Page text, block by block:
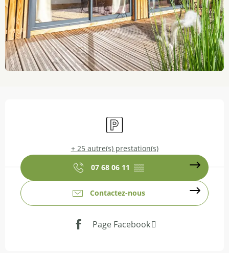
Parking
+ 25 autre(s) prestation(s)
07 68 06 11 ▒▒
Contactez-nous
Page Facebook